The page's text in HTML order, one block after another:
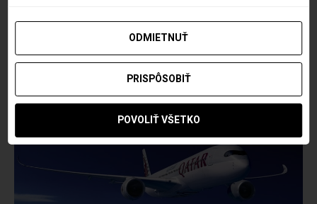
autorRoland Regely 7. MÁJA 2020
ODMIETNUŤ
PRISPÔSOBIŤ
POVOLIŤ VŠETKO